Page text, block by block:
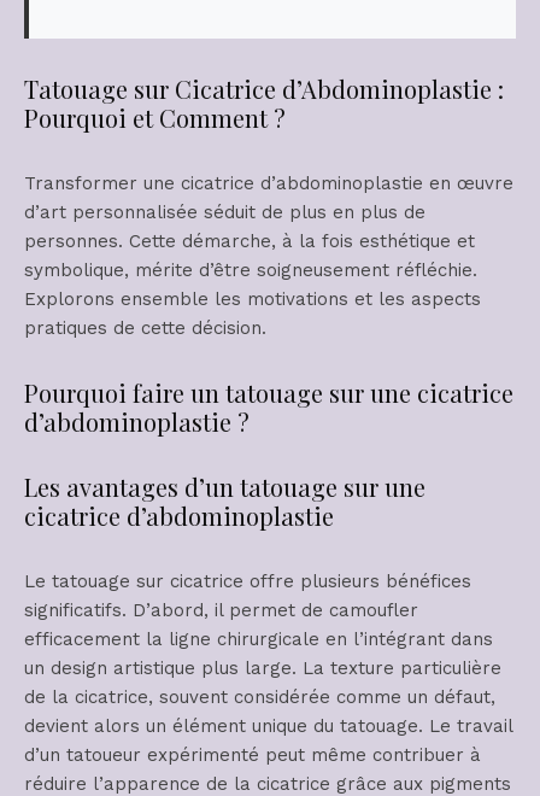
Tatouage sur Cicatrice d’Abdominoplastie :
Pourquoi et Comment ?
Transformer une cicatrice d’abdominoplastie en œuvre
d’art personnalisée séduit de plus en plus de
personnes. Cette démarche, à la fois esthétique et
symbolique, mérite d’être soigneusement réfléchie.
Explorons ensemble les motivations et les aspects
pratiques de cette décision.
Pourquoi faire un tatouage sur une cicatrice
d’abdominoplastie ?
Les avantages d’un tatouage sur une
cicatrice d’abdominoplastie
Le tatouage sur cicatrice offre plusieurs bénéfices
significatifs. D’abord, il permet de camoufler
efficacement la ligne chirurgicale en l’intégrant dans
un design artistique plus large. La texture particulière
de la cicatrice, souvent considérée comme un défaut,
devient alors un élément unique du tatouage. Le travail
d’un tatoueur expérimenté peut même contribuer à
réduire l’apparence de la cicatrice grâce aux pigments